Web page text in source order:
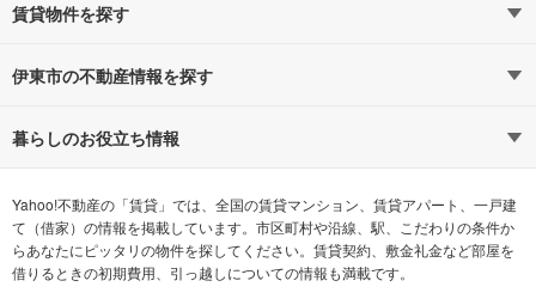
賃貸物件を探す
路線・駅から探す
通勤時間から探す
不動産会社から探す 希望の条件から探す
テーマから探す ランキングから探す
伊東市の不動産情報を探す
不動産・住宅
新築マンション 中古マンション
新築一戸建て 中古一戸建て
暮らしのお役立ち情報
マンションカタログ 教えて！住まいの先生
Yahoo!不動産の「賃貸」では、全国の賃貸マンション、賃貸アパート、一戸建
て（借家）の情報を掲載しています。市区町村や沿線、駅、こだわりの条件か
らあなたにピッタリの物件を探してください。賃貸契約、敷金礼金など部屋を
借りるときの初期費用、引っ越しについての情報も満載です。